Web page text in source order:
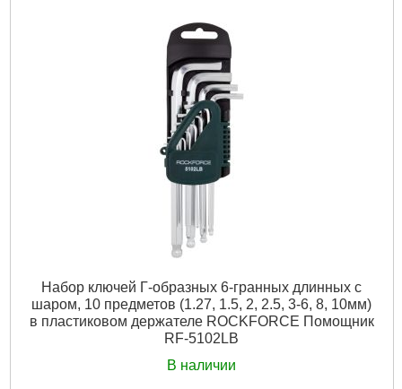
10 шт
1.27мм, 1.5мм, 2мм, 2.5мм, 3-6мм, 8мм, 10мм
Метрическая
Трещоточный механизм: Нет
Пластиковый держатель
Нет
Подробнее...
Набор ключей Г-образных 6-гранных длинных с
шаром, 10 предметов (1.27, 1.5, 2, 2.5, 3-6, 8, 10мм)
в пластиковом держателе ROCKFORCE Помощник
RF-5102LB
В наличии